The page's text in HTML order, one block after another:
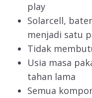
play
Solarcell,
menjadi satu
Tidak
Usia masa
tahan lama
Semua